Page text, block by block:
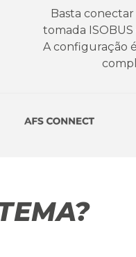
Basta
tomada
A configuração